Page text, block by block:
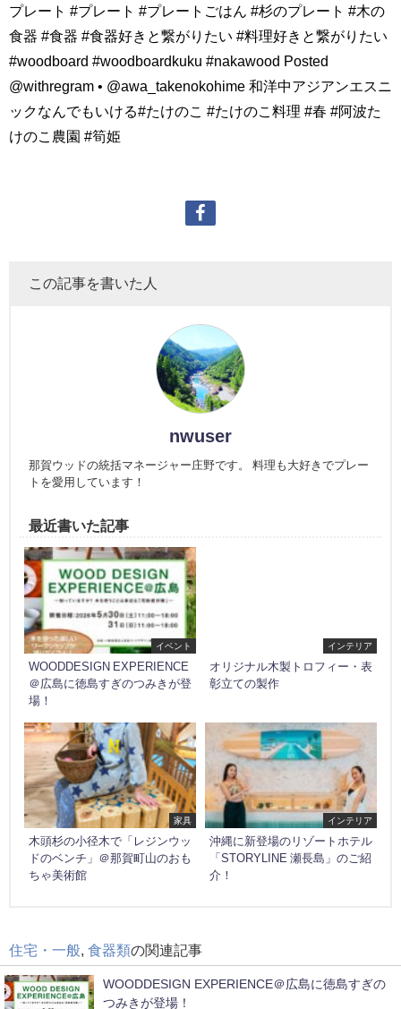
プレート #プレート #プレートごはん #杉のプレート #木の
食器 #食器 #食器好きと繋がりたい #料理好きと繋がりたい
#woodboard #woodboardkuku #nakawood Posted
@withregram • @awa_takenokohime 和洋中アジアンエスニ
ックなんでもいける#たけのこ #たけのこ料理 #春 #阿波た
けのこ農園 #筍姫
この記事を書いた人
nwuser
那賀ウッドの統括マネージャー庄野です。 料理も大好きでプレー
トを愛用しています！
最近書いた記事
イベント
WOODDESIGN EXPERIENCE
＠広島に徳島すぎのつみきが登
場！
インテリア
オリジナル木製トロフィー・表
彰立ての製作
家具
木頭杉の小径木で「レジンウッ
ドのベンチ」＠那賀町山のおも
ちゃ美術館
インテリア
沖縄に新登場のリゾートホテル
「STORYLINE 瀬長島」のご紹
介！
住宅・一般, 食器類の関連記事
WOODDESIGN EXPERIENCE＠広島に徳島すぎの
つみきが登場！